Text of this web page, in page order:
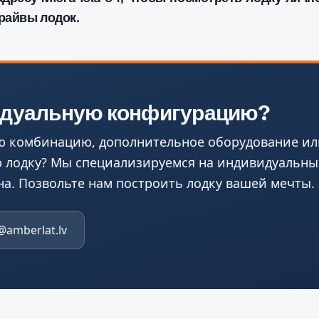
лодок.
конфигурацию?
комбинацию, дополнительное оборудование
Мы специализируемся на
Позвольте нам построить лодку вашей мечты.